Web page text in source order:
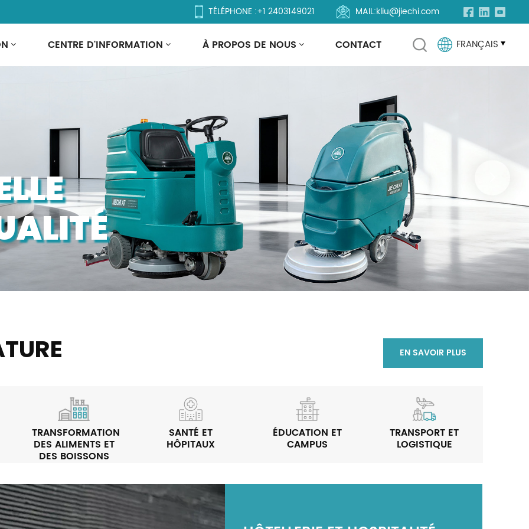
TÉLÉPHONE :+1 2403149021 MAIL:kliu@jiechi.com
CENTRE D'INFORMATION À PROPOS DE NOUS CONTACT FRANÇAIS
Português
Tiếng Việt
中文
TRANSFORMATION
DES ALIMENTS ET
DES BOISSONS
SANTÉ ET
HÔPITAUX
ÉDUCATION ET
CAMPUS
TRANSPORT ET
LOGISTIQUE
TRANSFORMATION DES
COMMERCE DE DÉTAIL ET
SERVICES MUNICIPAUX ET
EN SAVOIR PLUS